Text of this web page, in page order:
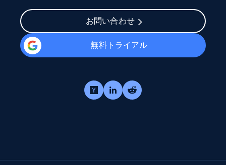
お問い合わせ
無料トライアル